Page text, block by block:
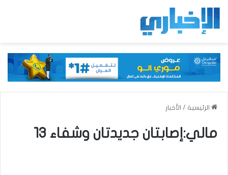
الرئيسية / الأخبار
مالي:إصابتان جديدتان وشفاء 13